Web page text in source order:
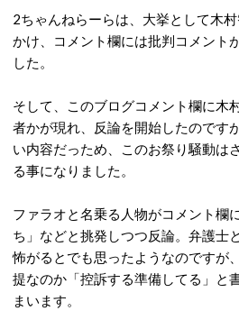
2ちゃんねらーらは、大挙として木
かけ、コメント欄には批判コメント
した。
そして、このブログコメント欄に木
者かが現れ、反論を開始したのです
い内容だっため、このお祭り騒動は
る事になりました。
ファラオと名乗る人物がコメント欄
ち」などと挑発しつつ反論。弁護士
怖がるとでも思ったようなのですが
提なのか「控訴する準備してる」と
まいます。